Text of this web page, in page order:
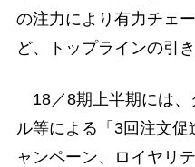
の注力により有力チェ
ど、トップラインの引
18／8期上半期には、
ル等による「3回注文
ャンペーン、ロイヤリ